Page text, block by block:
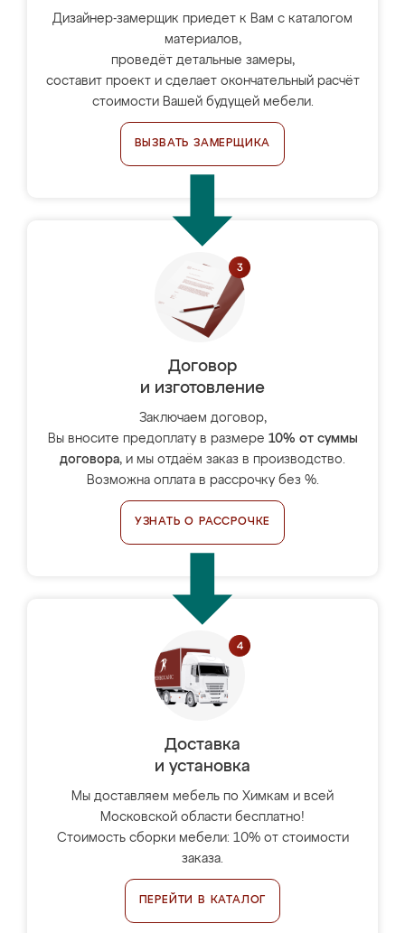
Дизайнер-замерщик приедет к Вам с каталогом
материалов,
проведёт детальные замеры,
составит проект и сделает окончательный расчёт
стоимости Вашей будущей мебели.
ВЫЗВАТЬ ЗАМЕРЩИКА
Договор
и изготовление
Заключаем договор,
Вы вносите предоплату в размере 10% от суммы
договора, и мы отдаём заказ в производство.
Возможна оплата в рассрочку без %.
УЗНАТЬ О РАССРОЧКЕ
Доставка
и установка
Мы доставляем мебель по Химкам и всей
Московской области бесплатно!
Стоимость сборки мебели: 10% от стоимости
заказа.
ПЕРЕЙТИ В КАТАЛОГ